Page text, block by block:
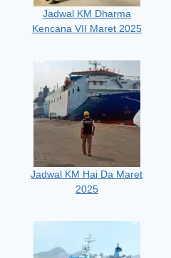
Jadwal KM Dharma
Kencana VII Maret 2025
Jadwal KM Hai Da Maret
2025